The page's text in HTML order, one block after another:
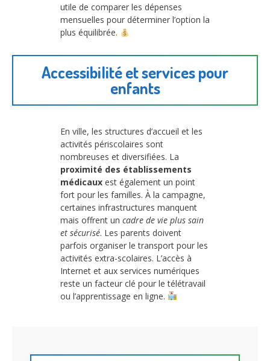
utile de comparer les dépenses
mensuelles pour déterminer l’option la
plus équilibrée.
Accessibilité et services pour
enfants
En ville, les structures d’accueil et les
activités périscolaires sont
nombreuses et diversifiées. La
proximité des établissements
médicaux est également un point
fort pour les familles. À la campagne,
certaines infrastructures manquent
mais offrent un cadre de vie plus sain
et sécurisé. Les parents doivent
parfois organiser le transport pour les
activités extra-scolaires. L’accès à
Internet et aux services numériques
reste un facteur clé pour le télétravail
ou l’apprentissage en ligne.